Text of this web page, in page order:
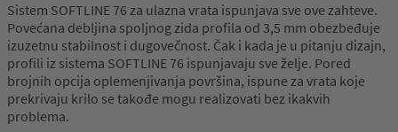
Sistem SOFTLINE 76 za ulazna vrata ispunjava sve ove zahteve.
Povećana debljina spoljnog zida profila od 3,5 mm obezbeđuje
izuzetnu stabilnost i dugovečnost. Čak i kada je u pitanju dizajn,
profili iz sistema SOFTLINE 76 ispunjavaju sve želje. Pored
brojnih opcija oplemenjivanja površina, ispune za vrata koje
prekrivaju krilo se takođe mogu realizovati bez ikakvih
problema.